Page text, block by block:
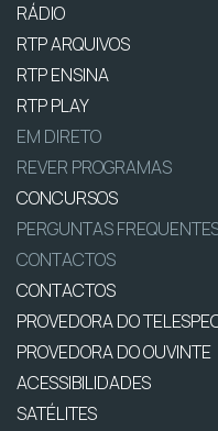
RÁDIO
RTP ARQUIVOS
RTP ENSINA
RTP PLAY
EM DIRETO
REVER PROGRAMAS
CONCURSOS
PERGUNTAS
CONTACTOS
CONTACTOS
PROVEDORA DO
PROVEDORA DO OUVINTE
ACESSIBILIDADES
SATÉLITES